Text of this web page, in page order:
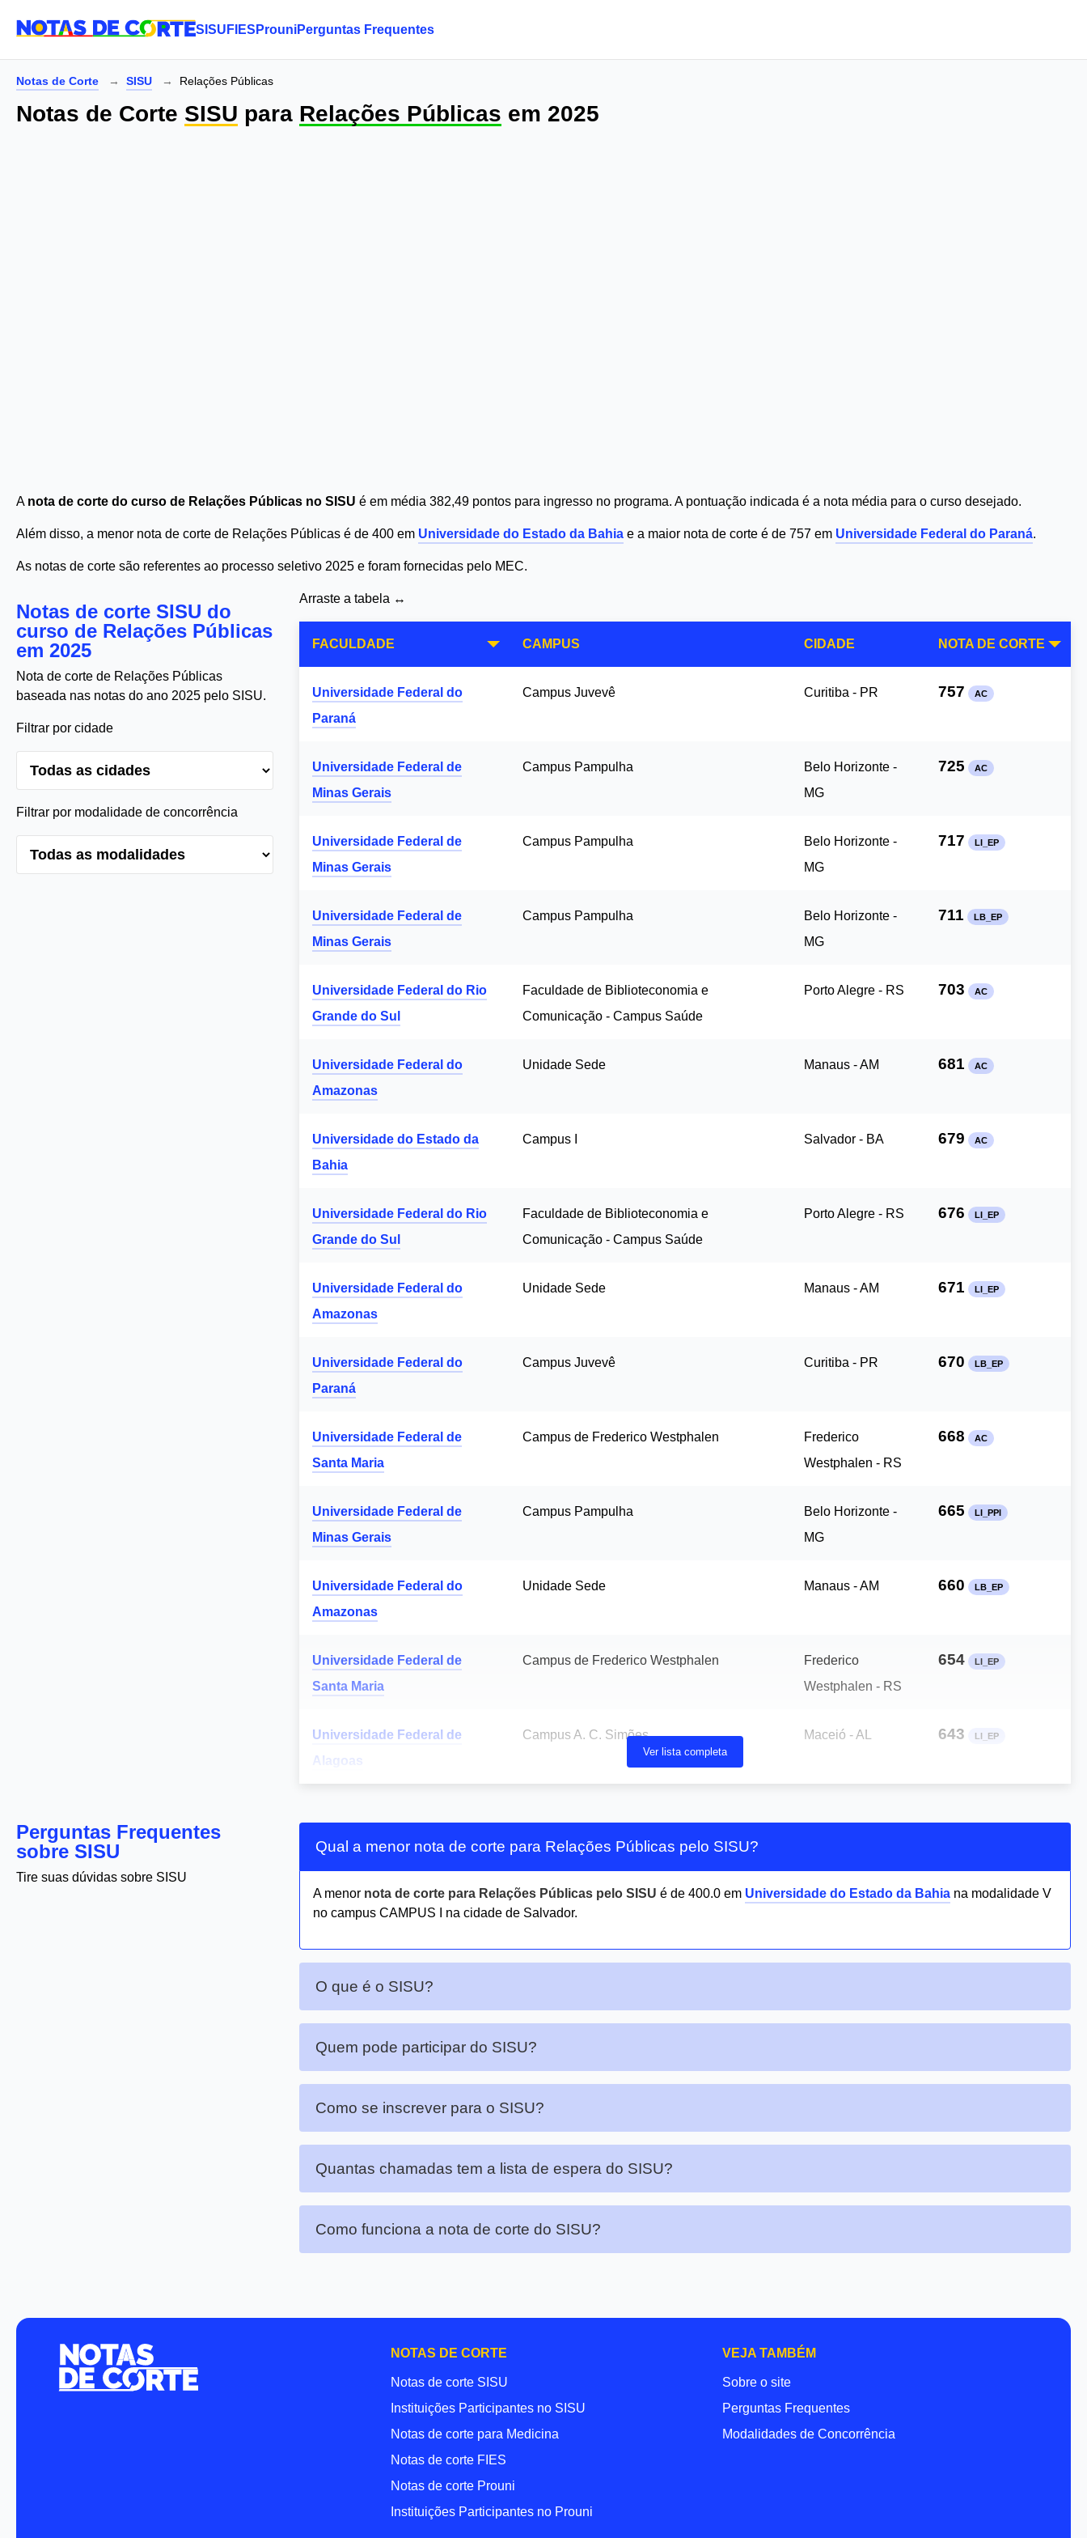
SISU FIES ProuniPerguntas Frequentes
Notas de Corte SISU Relações Públicas
Notas de Corte SISU para Relações Públicas em 2025
A nota de corte do curso de Relações Públicas no SISU é em média 382,49 pontos para ingresso no programa. A pontuação indicada é a nota média para o curso desejado.
Além disso, a menor nota de corte de Relações Públicas é de 400 em Universidade do Estado da Bahia e a maior nota de corte é de 757 em Universidade Federal do Paraná.
As notas de corte são referentes ao processo seletivo 2025 e foram fornecidas pelo MEC.
Notas de corte SISU do
curso de Relações Públicas
em 2025
Nota de corte de Relações Públicas
baseada nas notas do ano 2025 pelo SISU.
Filtrar por cidade
Filtrar por modalidade de concorrência
Arraste a tabela ↔
Ver lista completa
FACULDADE CAMPUS CIDADE NOTA DE CORTE
Universidade Federal do
Paraná
Campus Juvevê Curitiba - PR 757 AC
Universidade Federal de
Minas Gerais
Campus Pampulha
Belo Horizonte -
MG
725 AC
Universidade Federal de
Minas Gerais
Campus Pampulha
Belo Horizonte -
MG
717 LI_EP
Universidade Federal de
Minas Gerais
Campus Pampulha
Belo Horizonte -
MG
711 LB_EP
Universidade Federal do Rio
Grande do Sul
Faculdade de Biblioteconomia e
Comunicação - Campus Saúde
Porto Alegre - RS 703 AC
Universidade Federal do
Amazonas
Unidade Sede Manaus - AM 681 AC
Universidade do Estado da
Bahia
Campus I Salvador - BA 679 AC
Universidade Federal do Rio
Grande do Sul
Faculdade de Biblioteconomia e
Comunicação - Campus Saúde
Porto Alegre - RS 676 LI_EP
Universidade Federal do
Amazonas
Unidade Sede Manaus - AM 671 LI_EP
Universidade Federal do
Paraná
Campus Juvevê Curitiba - PR 670 LB_EP
Universidade Federal de
Santa Maria
Campus de Frederico Westphalen
Frederico
Westphalen - RS
668 AC
Universidade Federal de
Minas Gerais
Campus Pampulha
Belo Horizonte -
MG
665 LI_PPI
Universidade Federal do
Amazonas
Unidade Sede Manaus - AM 660 LB_EP
Universidade Federal de
Santa Maria
Campus de Frederico Westphalen
Frederico
Westphalen - RS
654 LI_EP
Universidade Federal de
Alagoas
Campus A. C. Simões Maceió - AL 643 LI_EP
Perguntas Frequentes
sobre SISU
Tire suas dúvidas sobre SISU
Qual a menor nota de corte para Relações Públicas pelo SISU?
A menor nota de corte para Relações Públicas pelo SISU é de 400.0 em Universidade do Estado da Bahia na modalidade V
no campus CAMPUS I na cidade de Salvador.
O que é o SISU?
Quem pode participar do SISU?
Como se inscrever para o SISU?
Quantas chamadas tem a lista de espera do SISU?
Como funciona a nota de corte do SISU?
NOTAS DE CORTE
Notas de corte SISU
Instituições Participantes no SISU
Notas de corte para Medicina
Notas de corte FIES
Notas de corte Prouni
Instituições Participantes no Prouni
VEJA TAMBÉM
Sobre o site
Perguntas Frequentes
Modalidades de Concorrência